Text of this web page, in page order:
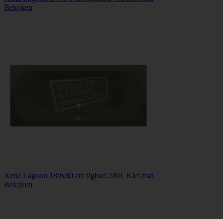
Bekijken
Xenz Lagoon 180x80 cm ligbad 240L Klei mat
Bekijken